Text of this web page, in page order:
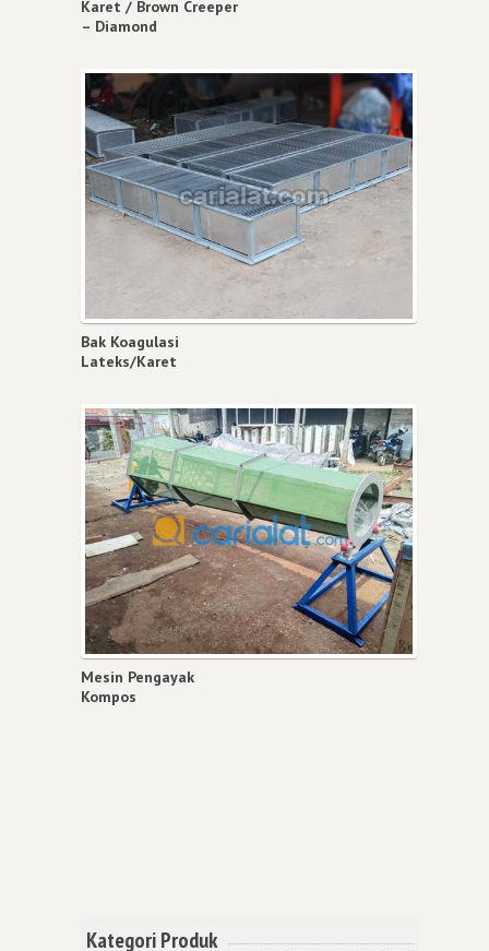
Karet / Brown Creeper
– Diamond
Bak Koagulasi
Lateks/Karet
Mesin Pengayak
Kompos
Kategori Produk